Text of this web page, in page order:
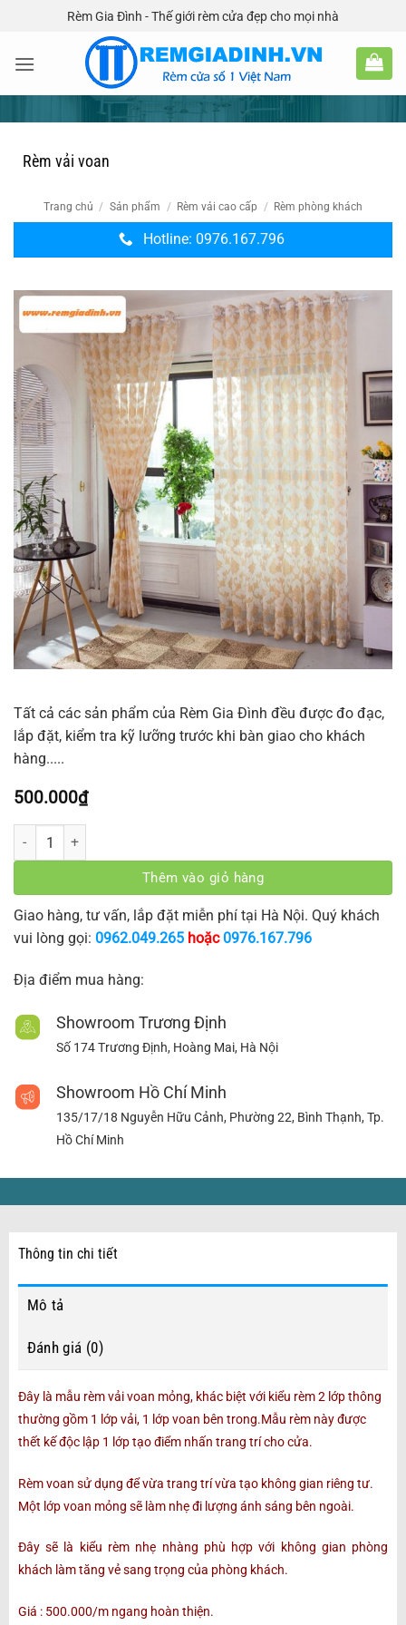
nội
Rèm Gia Đình - Thế giới rèm cửa đẹp cho mọi nhà
Rèm vải voan
Trang chủ / Sản phẩm / Rèm vải cao cấp / Rèm phòng khách
Hotline: 0976.167.796
Tất cả các sản phẩm của Rèm Gia Đình đều được đo đạc,
lắp đặt, kiểm tra kỹ lưỡng trước khi bàn giao cho khách
hàng.....
500.000₫
Rèm vải voan số lượng
Thêm vào giỏ hàng
Giao hàng, tư vấn, lắp đặt miễn phí tại Hà Nội. Quý khách
vui lòng gọi: 0962.049.265 hoặc0976.167.796
Địa điểm mua hàng:
Showroom Trương Định
Số 174 Trương Định, Hoàng Mai, Hà Nội
Showroom Hồ Chí Minh
135/17/18 Nguyễn Hữu Cảnh, Phường 22, Bình Thạnh, Tp.
Hồ Chí Minh
Thông tin chi tiết
Mô tả
Đánh giá (0)
Đây là mẫu rèm vải voan mỏng, khác biệt với kiểu rèm 2 lớp thông
thường gồm 1 lớp vải, 1 lớp voan bên trong.Mẫu rèm này được
thết kế độc lập 1 lớp tạo điểm nhấn trang trí cho cửa.
Rèm voan sử dụng để vừa trang trí vừa tạo không gian riêng tư.
Một lớp voan mỏng sẽ làm nhẹ đi lượng ánh sáng bên ngoài.
Đây sẽ là kiểu rèm nhẹ nhàng phù hợp với không gian phòng
khách làm tăng vẻ sang trọng của phòng khách.
Giá : 500.000/m ngang hoàn thiện.